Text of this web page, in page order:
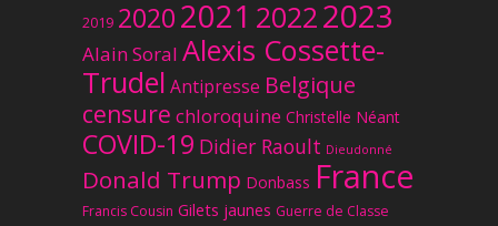
2019 20202021 20222023
Alain Soral Alexis Cossette-
Trudel Antipresse Belgique
censure chloroquine Christelle Néant
COVID-19 Didier Raoult Dieudonné
Donald Trump Donbass France
Francis Cousin Gilets jaunes Guerre de Classe